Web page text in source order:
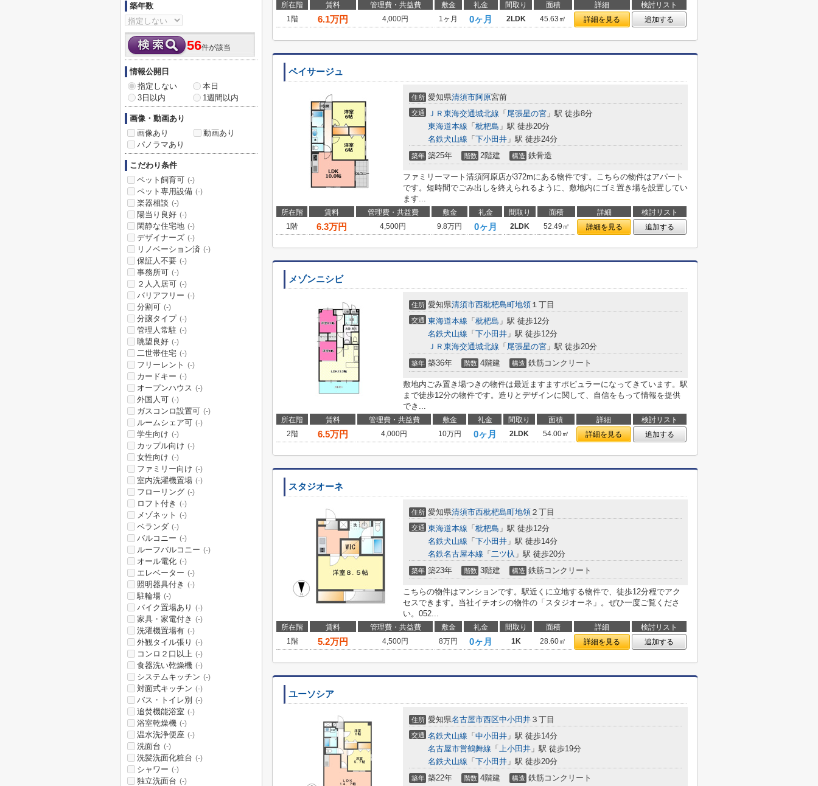
所在階 賃料 管理費・共益費 敷金 礼金 間取り 面積 詳細
検討リスト
1階
6.1万円 4,000円 1ヶ月 0ヶ月 2LDK 45.63㎡ 詳細を見る 追加する
ペイサージュ
住所 愛知県清須市阿原宮前
交通 ＪＲ東海交通城北線 「 尾張星の宮 」駅 徒歩8分
東海道本線 「 枇杷島 」駅 徒歩20分
名鉄犬山線 「 下小田井 」駅 徒歩24分
築年 築25年 階数 2階建 構造 鉄骨造
ファミリーマート清須阿原店が372mにある物件です。こちらの物件はアパート
です。短時間でごみ出しを終えられるように、敷地内にゴミ置き場を設置してい
ます...
所在階 賃料 管理費・共益費 敷金 礼金 間取り 面積 詳細
検討リスト
1階
6.3万円 4,500円 9.8万円 0ヶ月 2LDK 52.49㎡ 詳細を見る 追加する
メゾンニシビ
住所 愛知県清須市西枇杷島町地領 １丁目
交通 東海道本線 「 枇杷島 」駅 徒歩12分
名鉄犬山線 「 下小田井 」駅 徒歩12分
ＪＲ東海交通城北線 「 尾張星の宮 」駅 徒歩20分
築年 築36年 階数 4階建 構造 鉄筋コンクリート
敷地内ごみ置き場つきの物件は最近ますますポピュラーになってきています。駅
まで徒歩12分の物件です。造りとデザインに関して、自信をもって情報を提供
でき...
所在階 賃料 管理費・共益費 敷金 礼金 間取り 面積 詳細
検討リスト
2階
6.5万円 4,000円 10万円 0ヶ月 2LDK 54.00㎡ 詳細を見る 追加する
スタジオーネ
住所 愛知県清須市西枇杷島町地領 ２丁目
交通 東海道本線 「 枇杷島 」駅 徒歩12分
名鉄犬山線 「 下小田井 」駅 徒歩14分
名鉄名古屋本線 「 二ツ杁 」駅 徒歩20分
築年 築23年 階数 3階建 構造 鉄筋コンクリート
こちらの物件はマンションです。駅近くに立地する物件で、徒歩12分程でアク
セスできます。当社イチオシの物件の「スタジオーネ」。ぜひ一度ご覧くださ
い。052...
所在階 賃料 管理費・共益費 敷金 礼金 間取り 面積 詳細
検討リスト
1階
5.2万円 4,500円 8万円 0ヶ月 1K 28.60㎡ 詳細を見る 追加する
ユーソシア
住所 愛知県名古屋市西区中小田井 ３丁目
交通 名鉄犬山線 「 中小田井 」駅 徒歩14分
名古屋市営鶴舞線 「 上小田井 」駅 徒歩19分
名鉄犬山線 「 下小田井 」駅 徒歩20分
築年 築22年 階数 4階建 構造 鉄筋コンクリート
築年数
56件が該当
情報公開日
指定しない
本日
3日以内
1週間以内
画像・動画あり
画像あり
動画あり
パノラマあり
こだわり条件
ペット飼育可 (-)
ペット専用設備 (-)
楽器相談 (-)
陽当り良好 (-)
閑静な住宅地 (-)
デザイナーズ (-)
リノベーション済 (-)
保証人不要 (-)
事務所可 (-)
２人入居可 (-)
バリアフリー (-)
分割可 (-)
分譲タイプ (-)
管理人常駐 (-)
眺望良好 (-)
二世帯住宅 (-)
フリーレント (-)
カードキー (-)
オープンハウス (-)
外国人可 (-)
ガスコンロ設置可 (-)
ルームシェア可 (-)
学生向け (-)
カップル向け (-)
女性向け (-)
ファミリー向け (-)
室内洗濯機置場 (-)
フローリング (-)
ロフト付き (-)
メゾネット (-)
ベランダ (-)
バルコニー (-)
ルーフバルコニー (-)
オール電化 (-)
エレベーター (-)
照明器具付き (-)
駐輪場 (-)
バイク置場あり (-)
家具・家電付き (-)
洗濯機置場有 (-)
外観タイル張り (-)
コンロ２口以上 (-)
食器洗い乾燥機 (-)
システムキッチン (-)
対面式キッチン (-)
バス・トイレ別 (-)
追焚機能浴室 (-)
浴室乾燥機 (-)
温水洗浄便座 (-)
洗面台 (-)
洗髪洗面化粧台 (-)
シャワー (-)
独立洗面台 (-)